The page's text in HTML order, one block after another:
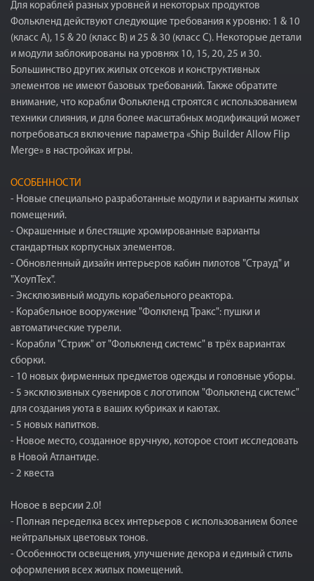
Для кораблей разных уровней и некоторых продуктов
Фолькленд действуют следующие требования к уровню: 1 & 10
(класс A), 15 & 20 (класс B) и 25 & 30 (класс C). Некоторые детали
и модули заблокированы на уровнях 10, 15, 20, 25 и 30.
Большинство других жилых отсеков и конструктивных
элементов не имеют базовых требований. Также обратите
внимание, что корабли Фолькленд строятся с использованием
техники слияния, и для более масштабных модификаций может
потребоваться включение параметра «Ship Builder Allow Flip
Merge» в настройках игры.
ОСОБЕННОСТИ
- Новые специально разработанные модули и варианты жилых
помещений.
- Окрашенные и блестящие хромированные варианты
стандартных корпусных элементов.
- Обновленный дизайн интерьеров кабин пилотов "Страуд" и
"ХоупТех".
- Эксклюзивный модуль корабельного реактора.
- Корабельное вооружение "Фолкленд Тракс": пушки и
автоматические турели.
- Корабли "Стриж" от "Фолькленд системс" в трёх вариантах
сборки.
- 10 новых фирменных предметов одежды и головные уборы.
- 5 эксклюзивных сувениров с логотипом "Фолькленд системс"
для создания уюта в ваших кубриках и каютах.
- 5 новых напитков.
- Новое место, созданное вручную, которое стоит исследовать
в Новой Атлантиде.
- 2 квеста
Новое в версии 2.0!
- Полная переделка всех интерьеров с использованием более
нейтральных цветовых тонов.
- Особенности освещения, улучшение декора и единый стиль
оформления всех жилых помещений.